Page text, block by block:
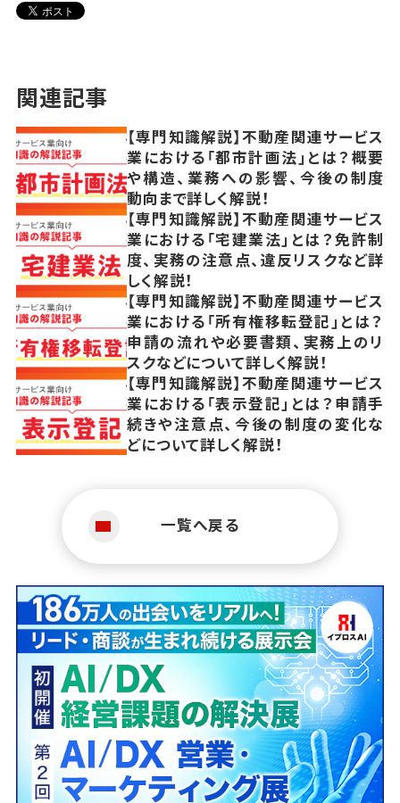
関連記事
【専門知識解説】不動産関連サービス
業における「都市計画法」とは？概要
や構造、業務への影響、今後の制度
動向まで詳しく解説！
【専門知識解説】不動産関連サービス
業における「宅建業法」とは？免許制
度、実務の注意点、違反リスクなど詳
しく解説！
【専門知識解説】不動産関連サービス
業における「所有権移転登記」とは？
申請の流れや必要書類、実務上のリ
スクなどについて詳しく解説！
【専門知識解説】不動産関連サービス
業における「表示登記」とは？申請手
続きや注意点、今後の制度の変化な
どについて詳しく解説！
一覧へ戻る